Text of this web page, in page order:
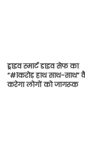
ड्राइव स्मार्ट डाइव सेफ का
“#1करोड़ हाथ साथ-
करेगा लोगों को जागरूक